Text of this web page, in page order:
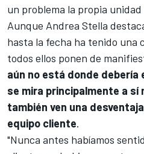
un problema la propia
Aunque Andrea Stella
hasta la fecha ha tenido una
todos ellos ponen de
aún no está donde debería
se mira principalmente a sí
también ven una
equipo cliente.
"Nunca antes habíamos